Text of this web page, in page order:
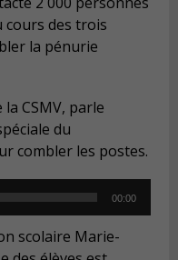
cours des trois
la pénurie
CSMV, parle
du
combler les postes.
00:00
scolaire Marie-